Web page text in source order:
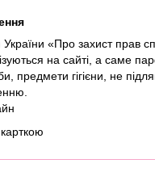
України «Про захист прав
на сайті, а саме
предмети гігієни, не